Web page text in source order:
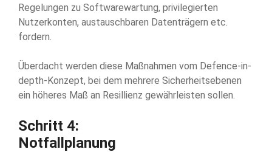
Regelungen zu Softwarewartung, privilegierten
Nutzerkonten, austauschbaren Datenträgern etc.
fordern.
Überdacht werden diese Maßnahmen vom Defence-in-
depth-Konzept, bei dem mehrere Sicherheitsebenen
ein höheres Maß an Resillienz gewährleisten sollen.
Schritt 4:
Notfallplanung